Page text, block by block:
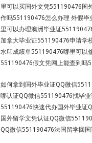
里可以买国外文凭551190476国
作吗551190476怎么办理 外假
里可以办理澳洲毕业证
加拿大毕业证551190476申请学
水印成绩单551190476哪里可以
551190476假文凭网上能查到吗
如何拿到国外毕业证QQ微信
哪认证QQ微信551190476找毕
551190476快速代办国外毕业证
国外留学文凭认证QQ微信
QQ微信551190476法国留学回